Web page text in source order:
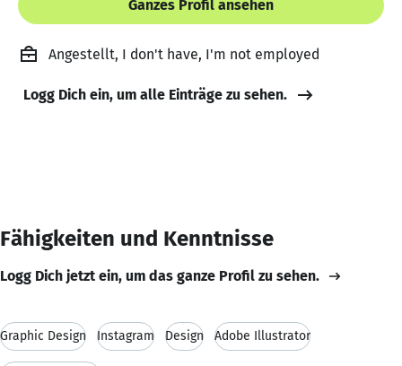
Ganzes Profil ansehen
Angestellt, I don't have, I'm not employed
Logg Dich ein, um alle Einträge zu sehen.
Fähigkeiten und Kenntnisse
Logg Dich jetzt ein, um das ganze Profil zu sehen.
Graphic Design Instagram Design Adobe Illustrator